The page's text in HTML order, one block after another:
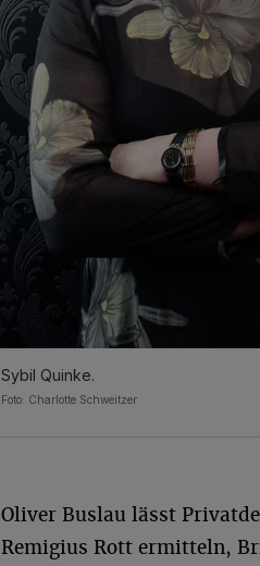
Sybil Quinke.
Foto: Charlotte Schweitzer
Oliver Buslau lässt
Remigius Rott ermitteln,